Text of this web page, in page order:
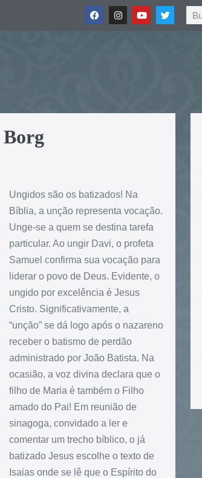
Ungidos são os batizados! Na
Bíblia, a unção representa vocação.
Unge-se a quem se destina tarefa
particular. Ao ungir Davi, o profeta
Samuel confirma sua vocação para
liderar o povo de Deus. Evidente, o
ungido por excelência é Jesus
Cristo. Significativamente, a
“unção” se dá logo após o nazareno
receber o batismo de perdão
administrado por João Batista. Na
ocasião, a voz divina declara que o
filho de Maria é também o Filho
amado do Pai! Em reunião de
sinagoga, convidado a ler e
comentar um trecho bíblico, o já
batizado Jesus escolhe o texto de
Isaias onde se lê que o Espírito do